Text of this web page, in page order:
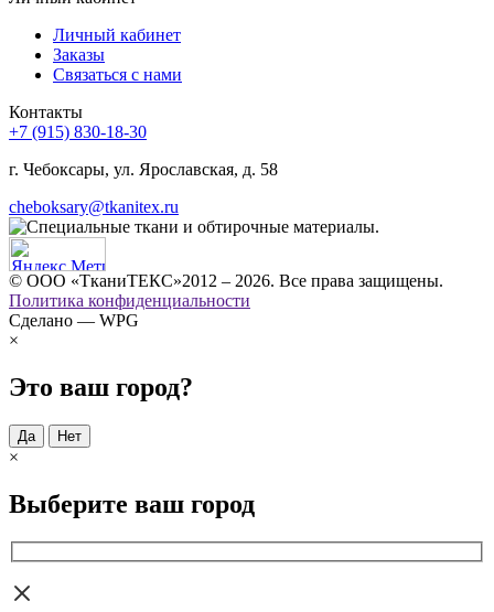
Личный кабинет
Заказы
Связаться с нами
Контакты
+7 (915) 830-18-30
г. Чебоксары, ул. Ярославская, д. 58
cheboksary@tkanitex.ru
© ООО «ТканиТЕКС»2012 – 2026. Все права защищены.
Политика конфиденциальности
Сделано — WPG
×
Это ваш город?
Да Нет
×
Выберите ваш город